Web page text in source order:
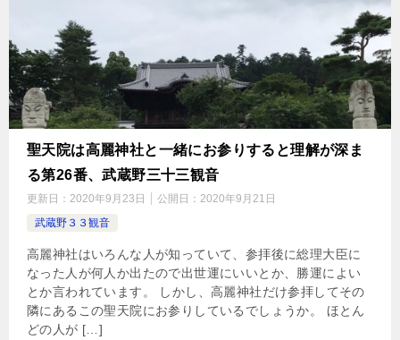
聖天院は高麗神社と一緒にお参りすると理解が深ま
る第26番、武蔵野三十三観音
更新日： 2020年9月23日 公開日： 2020年9月21日
武蔵野３３観音
高麗神社はいろんな人が知っていて、参拝後に総理大臣に
なった人が何人か出たので出世運にいいとか、勝運によい
とか言われています。 しかし、高麗神社だけ参拝してその
隣にあるこの聖天院にお参りしているでしょうか。 ほとん
どの人が […]